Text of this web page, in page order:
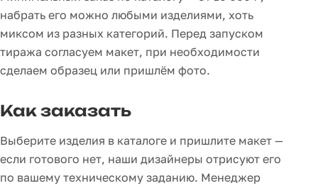
набрать его можно любыми изделиями, хоть
миксом из разных категорий. Перед запуском
тиража согласуем макет, при необходимости
сделаем образец или пришлём фото.
Как заказать
Выберите изделия в каталоге и пришлите макет —
если готового нет, наши дизайнеры отрисуют его
по вашему техническому заданию. Менеджер